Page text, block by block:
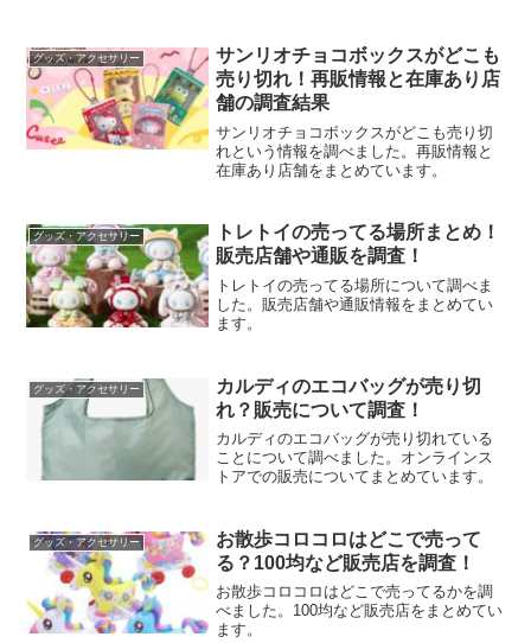
グッズ・アクセサリー
サンリオチョコボックスがどこも
売り切れ！再販情報と在庫あり店
舗の調査結果
サンリオチョコボックスがどこも売り切
れという情報を調べました。再販情報と
在庫あり店舗をまとめています。
グッズ・アクセサリー
トレトイの売ってる場所まとめ！
販売店舗や通販を調査！
トレトイの売ってる場所について調べま
した。販売店舗や通販情報をまとめてい
ます。
グッズ・アクセサリー
カルディのエコバッグが売り切
れ？販売について調査！
カルディのエコバッグが売り切れている
ことについて調べました。オンラインス
トアでの販売についてまとめています。
グッズ・アクセサリー
お散歩コロコロはどこで売って
る？100均など販売店を調査！
お散歩コロコロはどこで売ってるかを調
べました。100均など販売店をまとめてい
ます。